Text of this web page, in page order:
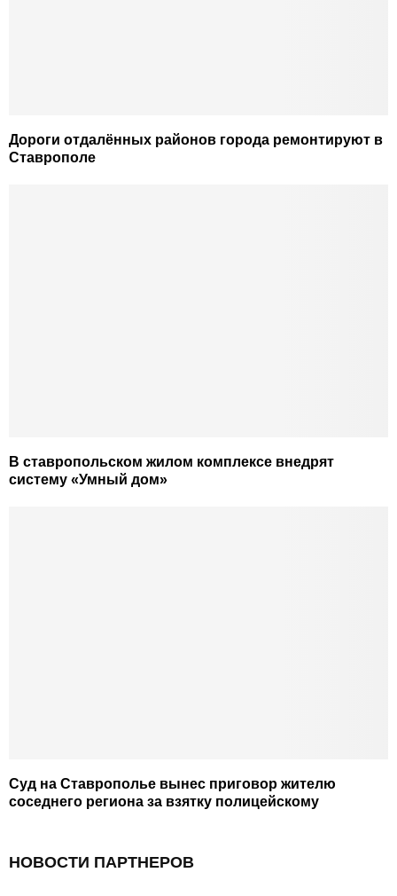
Дороги отдалённых районов города ремонтируют в
Ставрополе
В ставропольском жилом комплексе внедрят
систему «Умный дом»
Суд на Ставрополье вынес приговор жителю
соседнего региона за взятку полицейскому
НОВОСТИ ПАРТНЕРОВ